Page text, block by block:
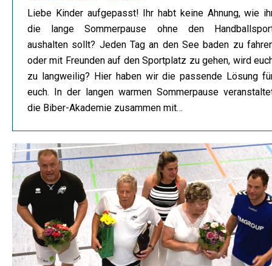
Liebe Kinder aufgepasst! Ihr habt keine Ahnung, wie
die lange Sommerpause ohne den
aushalten sollt? Jeden Tag an den See baden zu
oder mit Freunden auf den Sportplatz zu gehen, wird
zu langweilig? Hier haben wir die passende Lösung
euch. In der langen warmen Sommerpause
die Biber-Akademie zusammen mit…